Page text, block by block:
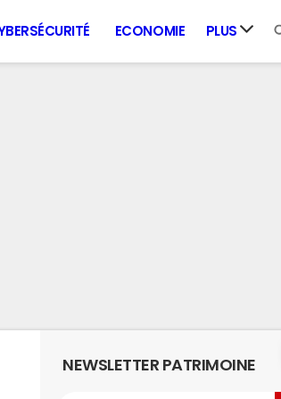
ECONOMIE PLUS
NEWSLETTER PATRIMOINE